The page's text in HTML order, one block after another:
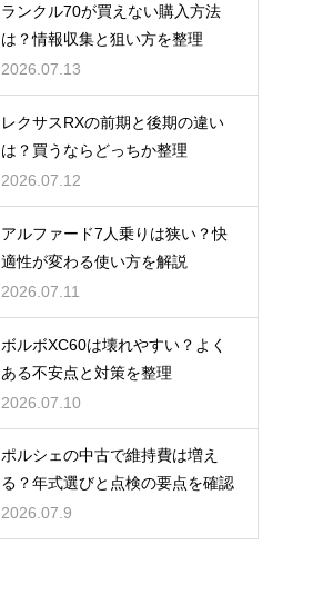
ランクル70が買えない購入方法
は？情報収集と狙い方を整理
2026.07.13
レクサスRXの前期と後期の違い
は？買うならどっちか整理
2026.07.12
アルファード7人乗りは狭い？快
適性が変わる使い方を解説
2026.07.11
ボルボXC60は壊れやすい？よく
ある不安点と対策を整理
2026.07.10
ポルシェの中古で維持費は増え
る？年式選びと点検の要点を確認
2026.07.9